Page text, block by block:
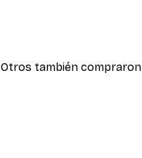
Otros también compraron